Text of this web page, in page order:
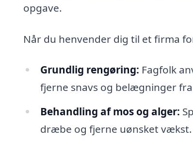
opgave.
Når du henvender dig til et firma
Grundlig rengøring: Fagfolk
fjerne snavs og belægninger
Behandling af mos og alger:
dræbe og fjerne uønsket vækst.